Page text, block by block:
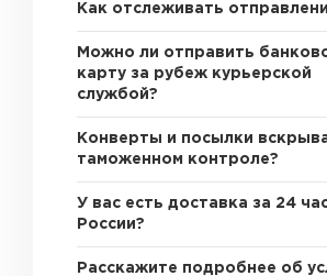
Как отслеживать
Можно ли отправить
карту за рубеж курьерской
службой?
Конверты и посылки
таможенном контроле?
У вас есть доставка за 24
России?
Расскажите подробнее об